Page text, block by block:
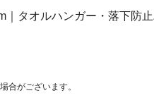
タオルハンガー・落下防止
合がございます。